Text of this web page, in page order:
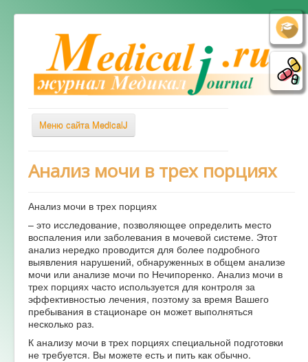
Меню сайта MedicalJ
Заболевания
Диагностика
Лечение
Советы врача
Альтернативная медицина
Форум
Анализ мочи в трех порциях
Анализ мочи в трех порциях
– это исследование, позволяющее определить место
воспаления или заболевания в мочевой системе. Этот
анализ нередко проводится для более подробного
выявления нарушений, обнаруженных в общем анализе
мочи или анализе мочи по Нечипоренко. Анализ мочи в
трех порциях часто используется для контроля за
эффективностью лечения, поэтому за время Вашего
пребывания в стационаре он может выполняться
несколько раз.
К анализу мочи в трех порциях специальной подготовки
не требуется. Вы можете есть и пить как обычно.